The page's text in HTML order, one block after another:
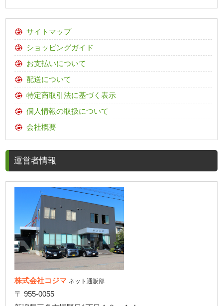
サイトマップ
ショッピングガイド
お支払いについて
配送について
特定商取引法に基づく表示
個人情報の取扱について
会社概要
運営者情報
株式会社コジマ ネット通販部
〒 955-0055